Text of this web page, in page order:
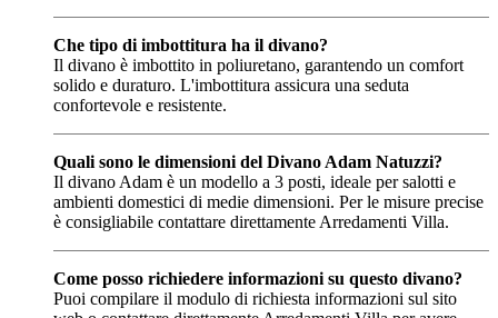
Che tipo di imbottitura ha il divano?
Il divano è imbottito in poliuretano, garantendo un comfort
solido e duraturo. L'imbottitura assicura una seduta
confortevole e resistente.
Quali sono le dimensioni del Divano Adam Natuzzi?
Il divano Adam è un modello a 3 posti, ideale per salotti e
ambienti domestici di medie dimensioni. Per le misure precise
è consigliabile contattare direttamente Arredamenti Villa.
Come posso richiedere informazioni su questo divano?
Puoi compilare il modulo di richiesta informazioni sul sito